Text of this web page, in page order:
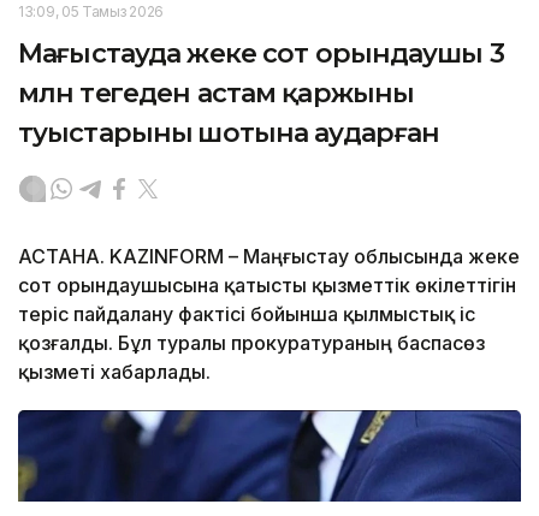
13:09, 05 Тамыз 2026
Маңғыстауда жеке сот орындаушы 3
млн теңгеден астам қаржыны
туыстарының шотына аударған
АСТАНА. KAZINFORM – Маңғыстау облысында жеке
сот орындаушысына қатысты қызметтік өкілеттігін
теріс пайдалану фактісі бойынша қылмыстық іс
қозғалды. Бұл туралы прокуратураның баспасөз
қызметі хабарлады.